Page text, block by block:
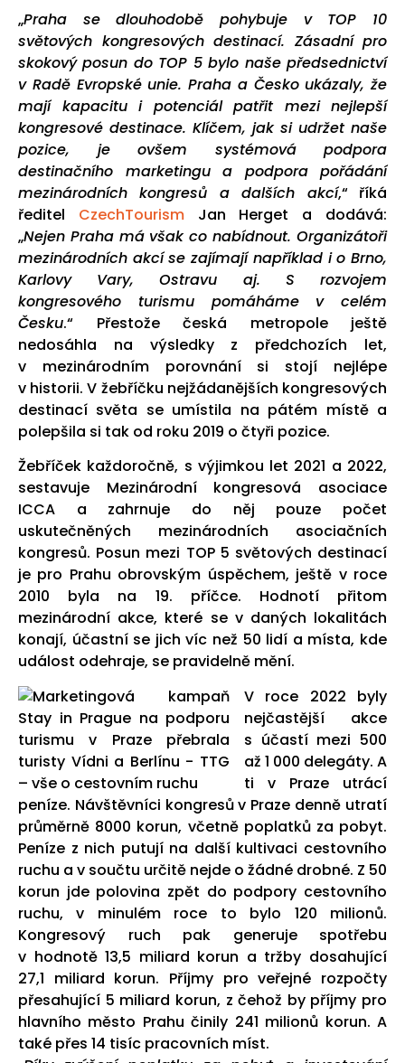
„Praha se dlouhodobě pohybuje v TOP 10
světových kongresových destinací. Zásadní pro
skokový posun do TOP 5 bylo naše předsednictví
v Radě Evropské unie. Praha a Česko ukázaly, že
mají kapacitu i potenciál patřit mezi nejlepší
kongresové destinace. Klíčem, jak si udržet naše
pozice, je ovšem systémová podpora
destinačního marketingu a podpora pořádání
mezinárodních kongresů a dalších akcí,“ říká
ředitel CzechTourismJan Herget a dodává:
„Nejen Praha má však co nabídnout. Organizátoři
mezinárodních akcí se zajímají například i o Brno,
Karlovy Vary, Ostravu aj. S rozvojem
kongresového turismu pomáháme v celém
Česku.“ Přestože česká metropole ještě
nedosáhla na výsledky z předchozích let,
v mezinárodním porovnání si stojí nejlépe
v historii. V žebříčku nejžádanějších kongresových
destinací světa se umístila na pátém místě a
polepšila si tak od roku 2019 o čtyři pozice.
Žebříček každoročně, s výjimkou let 2021 a 2022,
sestavuje Mezinárodní kongresová asociace
ICCA a zahrnuje do něj pouze počet
uskutečněných mezinárodních asociačních
kongresů. Posun mezi TOP 5 světových destinací
je pro Prahu obrovským úspěchem, ještě v roce
2010 byla na 19. příčce. Hodnotí přitom
mezinárodní akce, které se v daných lokalitách
konají, účastní se jich víc než 50 lidí a místa, kde
událost odehraje, se pravidelně mění.
V roce 2022 byly
nejčastější akce
s účastí mezi 500
až 1 000 delegáty. A
ti v Praze utrácí
peníze. Návštěvníci kongresů v Praze denně utratí
průměrně 8000 korun, včetně poplatků za pobyt.
Peníze z nich putují na další kultivaci cestovního
ruchu a v součtu určitě nejde o žádné drobné. Z 50
korun jde polovina zpět do podpory cestovního
ruchu, v minulém roce to bylo 120 milionů.
Kongresový ruch pak generuje spotřebu
v hodnotě 13,5 miliard korun a tržby dosahující
27,1 miliard korun. Příjmy pro veřejné rozpočty
přesahující 5 miliard korun, z čehož by příjmy pro
hlavního město Prahu činily 241 milionů korun. A
také přes 14 tisíc pracovních míst.